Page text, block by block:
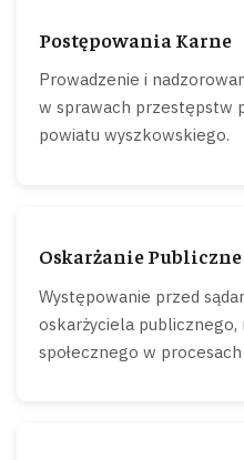
Postępowania Karne
Prowadzenie i
w sprawach przestępstw
powiatu wyszkowskiego.
Oskarżanie Publiczne
Występowanie przed
oskarżyciela
społecznego w